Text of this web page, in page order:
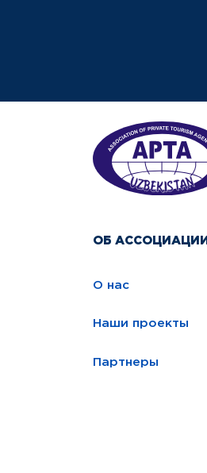
ОБ АССОЦИАЦИИ
О нас
Наши проекты
Партнеры